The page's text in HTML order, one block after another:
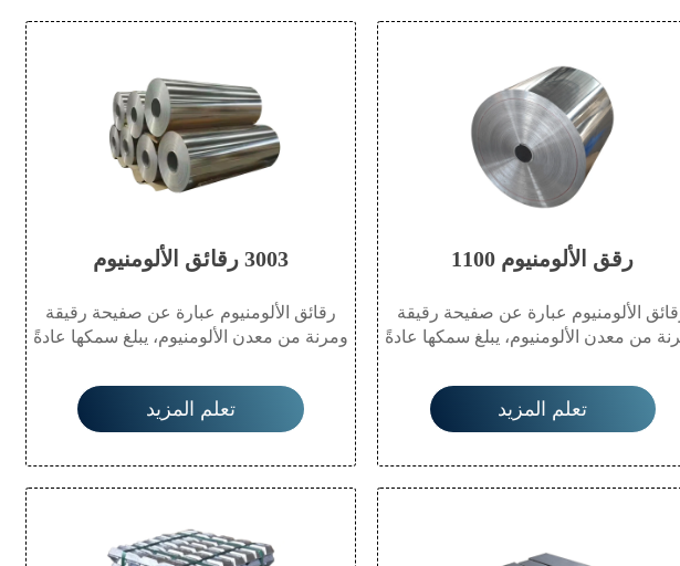
3003 رقائق الألومنيوم
رقائق الألومنيوم عبارة عن صفيحة رقيقة
ومرنة من معدن الألومنيوم، يبلغ سمكها عادةً
العازلة الممتازة، وموصليتها الحرارية العالية.
تُستخدم رقائق الألومنيوم على نطاق واسع
في التغليف والعزل والطهي نظرًا لقدرتها
في العديد من التطبيقات.
تعلم المزيد
رقق الألومنيوم 1100
الألومنيوم عبارة عن صفيحة رقيقة
من معدن الألومنيوم، يبلغ سمكها عادةً
الممتازة، وموصليتها الحرارية العالية.
رقائق الألومنيوم على نطاق واسع
في التغليف والعزل والطهي نظرًا لقدرتها
تعلم المزيد